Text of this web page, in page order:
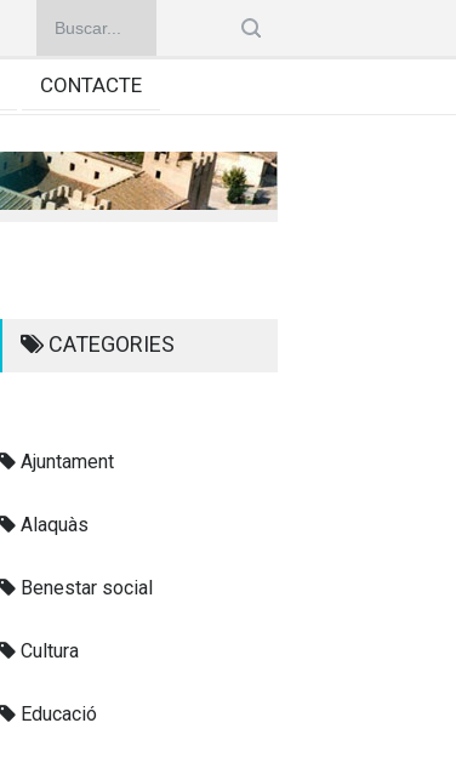
CONTACTE
CATEGORIES
Ajuntament
Alaquàs
Benestar social
Cultura
Educació